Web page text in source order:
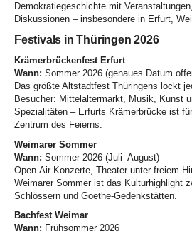
Demokratiegeschichte mit
Diskussionen – insbesondere in Erfurt,
Festivals in Thüringen 2026
Krämerbrückenfest Erfurt
Wann: Sommer 2026 (genaues Datum
Das größte Altstadtfest Thüringens lockt
Besucher: Mittelaltermarkt, Musik, Kunst
Spezialitäten – Erfurts Krämerbrücke ist
Zentrum des Feierns.
Weimarer Sommer
Wann: Sommer 2026 (Juli–August)
Open-Air-Konzerte, Theater unter freiem
Weimarer Sommer ist das Kulturhighlight
Schlössern und Goethe-Gedenkstätten.
Bachfest Weimar
Wann: Frühsommer 2026